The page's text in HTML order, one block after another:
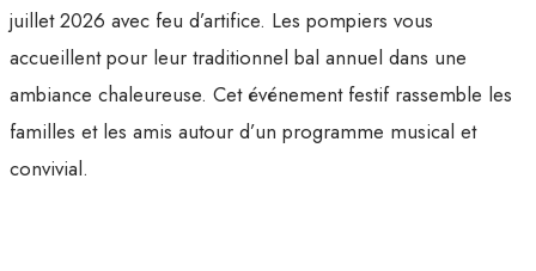
juillet 2026 avec feu d’artifice. Les pompiers vous
accueillent pour leur traditionnel bal annuel dans une
ambiance chaleureuse. Cet événement festif rassemble les
familles et les amis autour d’un programme musical et
convivial.